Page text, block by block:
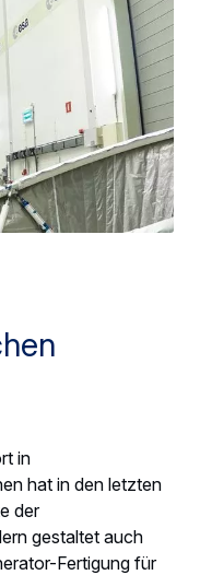
in
hat in den letzten
der
gestaltet auch
Fertigung für